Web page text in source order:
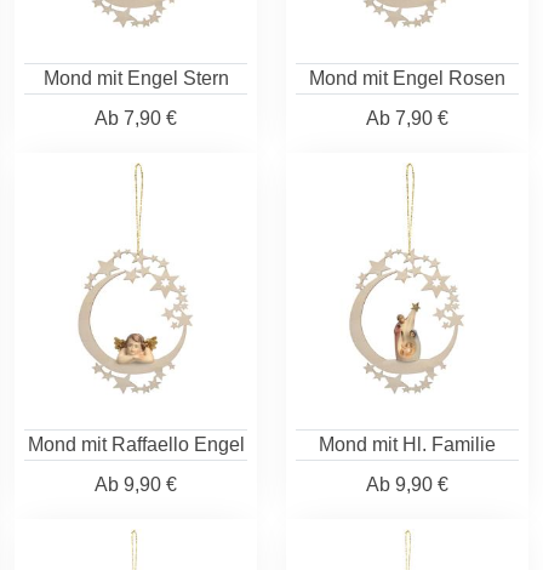
Mond mit Engel Stern
Ab 7,90 €
Mond mit Engel Rosen
Ab 7,90 €
Mond mit Raffaello Engel
Ab 9,90 €
Mond mit Hl. Familie
Ab 9,90 €